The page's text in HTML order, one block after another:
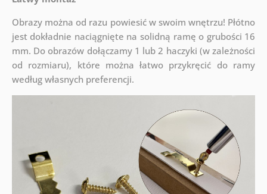
Obrazy można od razu powiesić w swoim wnętrzu! Płótno
jest dokładnie naciągnięte na solidną ramę o grubości 16
mm. Do obrazów dołączamy 1 lub 2 haczyki (w zależności
od rozmiaru), które można łatwo przykręcić do ramy
według własnych preferencji.